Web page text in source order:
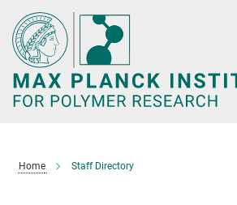
Main-
Content
Home Staff Directory